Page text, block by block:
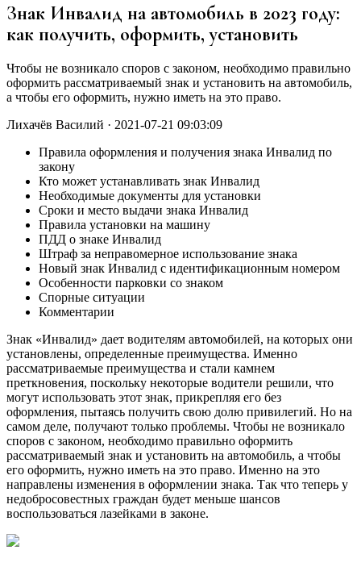
Знак Инвалид на автомобиль в 2023 году:
как получить, оформить, установить
Чтобы не возникало споров с законом, необходимо правильно
оформить рассматриваемый знак и установить на автомобиль,
а чтобы его оформить, нужно иметь на это право.
Лихачёв Василий · 2021-07-21 09:03:09
Правила оформления и получения знака Инвалид по
закону
Кто может устанавливать знак Инвалид
Необходимые документы для установки
Сроки и место выдачи знака Инвалид
Правила установки на машину
ПДД о знаке Инвалид
Штраф за неправомерное использование знака
Новый знак Инвалид с идентификационным номером
Особенности парковки со знаком
Спорные ситуации
Комментарии
Знак «Инвалид» дает водителям автомобилей, на которых они
установлены, определенные преимущества. Именно
рассматриваемые преимущества и стали камнем
преткновения, поскольку некоторые водители решили, что
могут использовать этот знак, прикрепляя его без
оформления, пытаясь получить свою долю привилегий. Но на
самом деле, получают только проблемы. Чтобы не возникало
споров с законом, необходимо правильно оформить
рассматриваемый знак и установить на автомобиль, а чтобы
его оформить, нужно иметь на это право. Именно на это
направлены изменения в оформлении знака. Так что теперь у
недобросовестных граждан будет меньше шансов
воспользоваться лазейками в законе.